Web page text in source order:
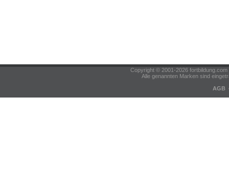
Copyright © 2001-2026
Alle genannten Marken sind
AGB